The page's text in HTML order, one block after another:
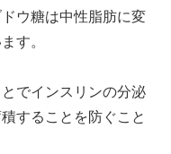
ウ糖は中性脂肪に変
す。
でインスリンの分泌
することを防ぐこと